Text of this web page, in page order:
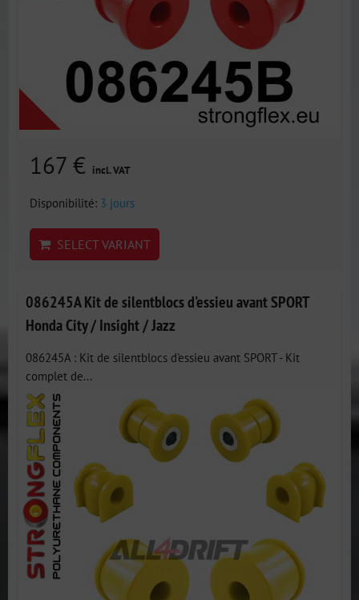
167 € incl. VAT
Disponibilité: 3 jours
SELECT VARIANT
086245A Kit de silentblocs d'essieu avant SPORT
Honda City / Insight / Jazz
086245A : Kit de silentblocs d'essieu avant SPORT - Kit
complet de...